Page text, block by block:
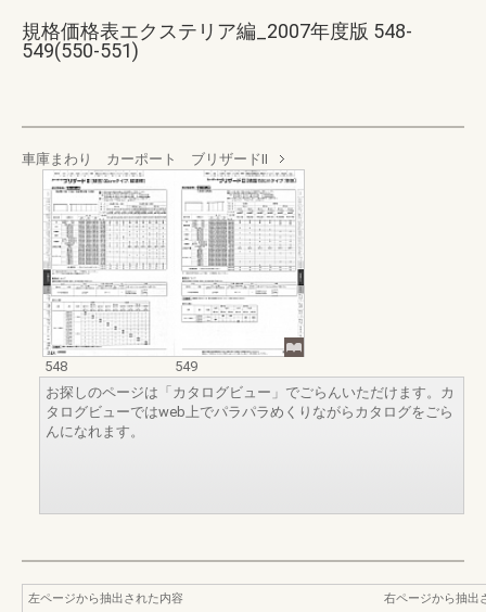
規格価格表エクステリア編_2007年度版 548-
549(550-551)
車庫まわり カーポート ブリザードⅡ
548
549
お探しのページは「カタログビュー」でごらんいただけます。カ
タログビューではweb上でパラパラめくりながらカタログをごら
んになれます。
左ページから抽出された内容
右ページから抽出